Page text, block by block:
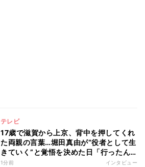
テレビ
17歳で滋賀から上京、背中を押してくれ
た両親の言葉…堀田真由が“役者として生
きていく”と覚悟を決めた日「行ったん
やったら、もう帰られへんな」
1分前 インタビュー